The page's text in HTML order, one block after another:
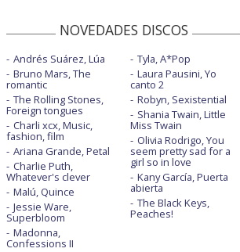
NOVEDADES DISCOS
Andrés Suárez, Lúa
Bruno Mars, The
romantic
The Rolling Stones,
Foreign tongues
Charli xcx, Music,
fashion, film
Ariana Grande, Petal
Charlie Puth,
Whatever's clever
Malú, Quince
Jessie Ware,
Superbloom
Madonna,
Confessions II
Tyla, A*Pop
Laura Pausini, Yo
canto 2
Robyn, Sexistential
Shania Twain, Little
Miss Twain
Olivia Rodrigo, You
seem pretty sad for a
girl so in love
Kany García, Puerta
abierta
The Black Keys,
Peaches!